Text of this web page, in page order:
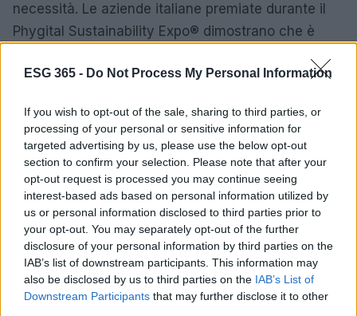
ESG 365 - Do Not Process My Personal Information
If you wish to opt-out of the sale, sharing to third parties, or
processing of your personal or sensitive information for
targeted advertising by us, please use the below opt-out
section to confirm your selection. Please note that after your
opt-out request is processed you may continue seeing
interest-based ads based on personal information utilized by
us or personal information disclosed to third parties prior to
your opt-out. You may separately opt-out of the further
disclosure of your personal information by third parties on the
IAB’s list of downstream participants. This information may
also be disclosed by us to third parties on the IAB’s List of
Downstream Participants that may further disclose it to other
necessità. Le aziende italiane premiate durante il
Phygital Sustainability Expo® dimostrano che è
responsabilità sociale, creando valore non solo
futuro del Made in Italy passa attraverso
l’innovazione e la sostenibilità, due pilastri su cui
costruire una nuova era di competitività
internazionale.
AUTORE
Edoardo Marchesi
Edoardo Marchesi, voce delle notizie di